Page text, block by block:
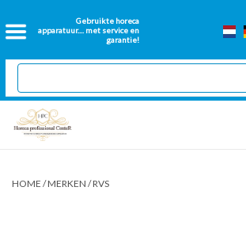
Gebruikte horeca
apparatuur.... met service en
garantie!
Home
2dehands Horeca
Nieuwe apparatuur
HOME /MERKEN /RVS